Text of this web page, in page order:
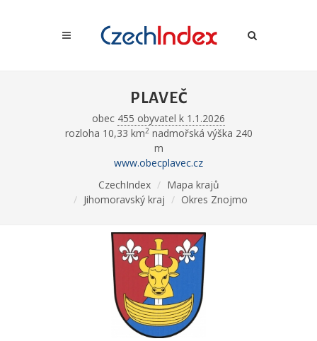
PLAVEČ
obec 455 obyvatel k 1.1.2026
rozloha 10,33 km2nadmořská výška 240
m
www.obecplavec.cz
CzechIndex
Mapa krajů
Jihomoravský kraj
Okres Znojmo